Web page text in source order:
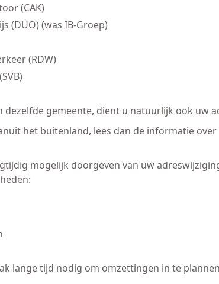
(CAK)
(DUO) (was IB-Groep)
(RDW)
dezelfde gemeente, dient u natuurlijk ook uw
het buitenland, lees dan de informatie
mogelijk doorgeven van uw
lange tijd nodig om omzettingen in te